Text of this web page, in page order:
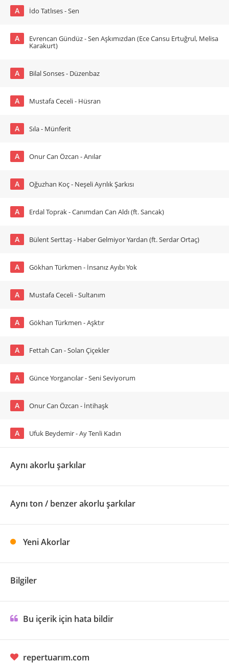
A İdo Tatlıses - Sen
A Evrencan Gündüz - Sen Aşkımızdan (Ece Cansu Ertuğrul, Melisa
Karakurt)
A Bilal Sonses - Düzenbaz
A Mustafa Ceceli - Hüsran
A Sıla - Münferit
A Onur Can Özcan - Anılar
A Oğuzhan Koç - Neşeli Ayrılık Şarkısı
A Erdal Toprak - Canımdan Can Aldı (ft. Sancak)
A Bülent Serttaş - Haber Gelmiyor Yardan (ft. Serdar Ortaç)
A Gökhan Türkmen - İnsanız Ayıbı Yok
A Mustafa Ceceli - Sultanım
A Gökhan Türkmen - Aşktır
A Fettah Can - Solan Çiçekler
A Günce Yorgancılar - Seni Seviyorum
A Onur Can Özcan - İntihaşk
A Ufuk Beydemir - Ay Tenli Kadın
Aynı akorlu şarkılar
Aynı ton / benzer akorlu şarkılar
Yeni Akorlar
Bilgiler
Bu içerik için hata bildir
repertuarım.com